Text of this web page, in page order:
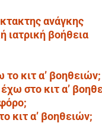
ανάγκης
ιατρική βοήθεια
κιτ α’ βοηθειών;
στο κιτ α’
κιτ α’ βοηθειών;